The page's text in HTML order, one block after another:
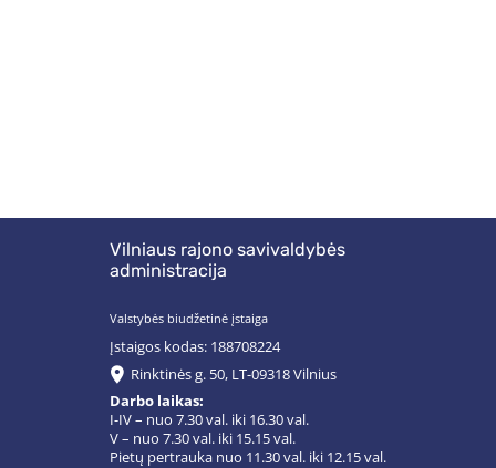
Vilniaus rajono savivaldybės
administracija
Valstybės biudžetinė įstaiga
Įstaigos kodas: 188708224
Rinktinės g. 50, LT-09318 Vilnius
Darbo laikas:
I-IV – nuo 7.30 val. iki 16.30 val.
V – nuo 7.30 val. iki 15.15 val.
Pietų pertrauka nuo 11.30 val. iki 12.15 val.